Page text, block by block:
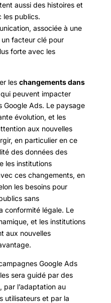
aussi des histoires et
les publics.
associée à une
facteur clé pour
forte avec les
les changements dans
qui peuvent impacter
Google Ads. Le paysage
évolution, et les
aux nouvelles
en particulier en ce
des données des
les institutions
ces changements, en
les besoins pour
sans
conformité légale. Le
et les institutions
aux nouvelles
Google Ads
sera guidé par des
par l’adaptation au
utilisateurs et par la